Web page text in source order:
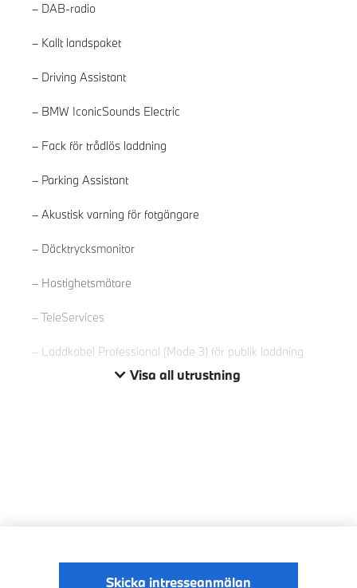
DAB-radio
Kallt landspaket
Driving Assistant
BMW IconicSounds Electric
Fack för trådlös laddning
Parking Assistant
Akustisk varning för fotgängare
Däcktrycksmonitor
Hastighetsmätare
TeleServices
Laddkabel Professional (Mode 3) för publik laddning
Visa all utrustning
Skicka intresseanmälan